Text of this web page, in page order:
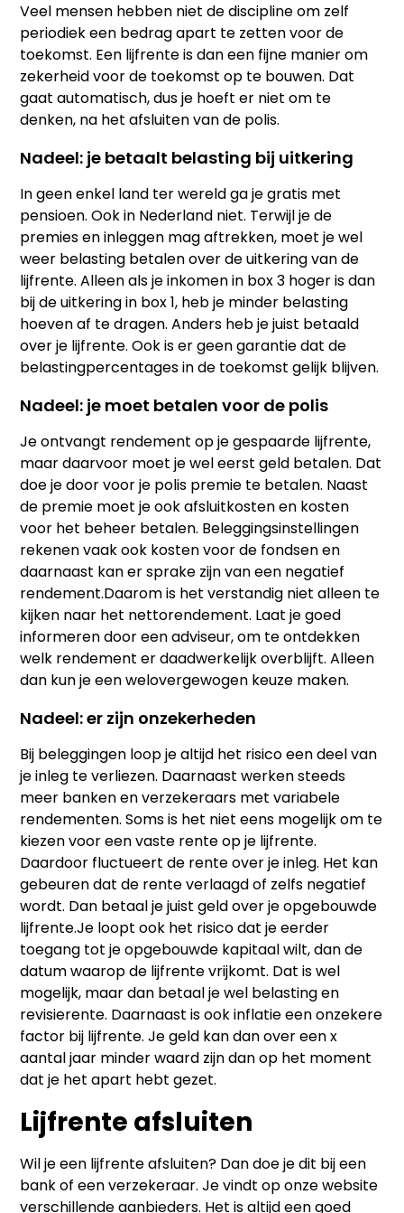
Veel mensen hebben niet de discipline om zelf
periodiek een bedrag apart te zetten voor de
toekomst. Een lijfrente is dan een fijne manier om
zekerheid voor de toekomst op te bouwen. Dat
gaat automatisch, dus je hoeft er niet om te
denken, na het afsluiten van de polis.
Nadeel: je betaalt belasting bij uitkering
In geen enkel land ter wereld ga je gratis met
pensioen. Ook in Nederland niet. Terwijl je de
premies en inleggen mag aftrekken, moet je wel
weer belasting betalen over de uitkering van de
lijfrente. Alleen als je inkomen in box 3 hoger is dan
bij de uitkering in box 1, heb je minder belasting
hoeven af te dragen. Anders heb je juist betaald
over je lijfrente. Ook is er geen garantie dat de
belastingpercentages in de toekomst gelijk blijven.
Nadeel: je moet betalen voor de polis
Je ontvangt rendement op je gespaarde lijfrente,
maar daarvoor moet je wel eerst geld betalen. Dat
doe je door voor je polis premie te betalen. Naast
de premie moet je ook afsluitkosten en kosten
voor het beheer betalen. Beleggingsinstellingen
rekenen vaak ook kosten voor de fondsen en
daarnaast kan er sprake zijn van een negatief
rendement.Daarom is het verstandig niet alleen te
kijken naar het nettorendement. Laat je goed
informeren door een adviseur, om te ontdekken
welk rendement er daadwerkelijk overblijft. Alleen
dan kun je een welovergewogen keuze maken.
Nadeel: er zijn onzekerheden
Bij beleggingen loop je altijd het risico een deel van
je inleg te verliezen. Daarnaast werken steeds
meer banken en verzekeraars met variabele
rendementen. Soms is het niet eens mogelijk om te
kiezen voor een vaste rente op je lijfrente.
Daardoor fluctueert de rente over je inleg. Het kan
gebeuren dat de rente verlaagd of zelfs negatief
wordt. Dan betaal je juist geld over je opgebouwde
lijfrente.Je loopt ook het risico dat je eerder
toegang tot je opgebouwde kapitaal wilt, dan de
datum waarop de lijfrente vrijkomt. Dat is wel
mogelijk, maar dan betaal je wel belasting en
revisierente. Daarnaast is ook inflatie een onzekere
factor bij lijfrente. Je geld kan dan over een x
aantal jaar minder waard zijn dan op het moment
dat je het apart hebt gezet.
Lijfrente afsluiten
Wil je een lijfrente afsluiten? Dan doe je dit bij een
bank of een verzekeraar. Je vindt op onze website
verschillende aanbieders. Het is altijd een goed